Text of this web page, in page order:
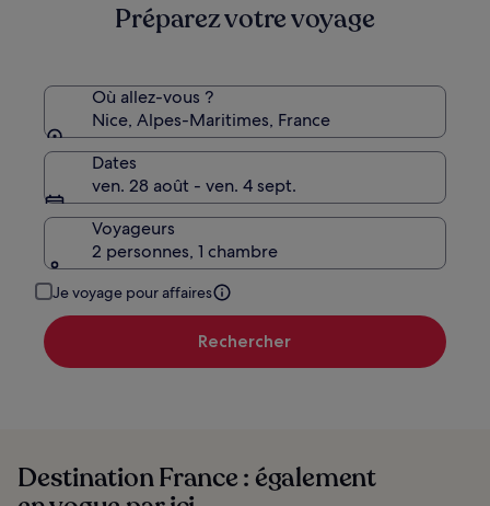
Préparez votre voyage
Où allez-vous ?
Nice, Alpes-Maritimes, France
Dates
ven. 28 août - ven. 4 sept.
Voyageurs
2 personnes, 1 chambre
Je voyage pour affaires
Rechercher
Destination France : également